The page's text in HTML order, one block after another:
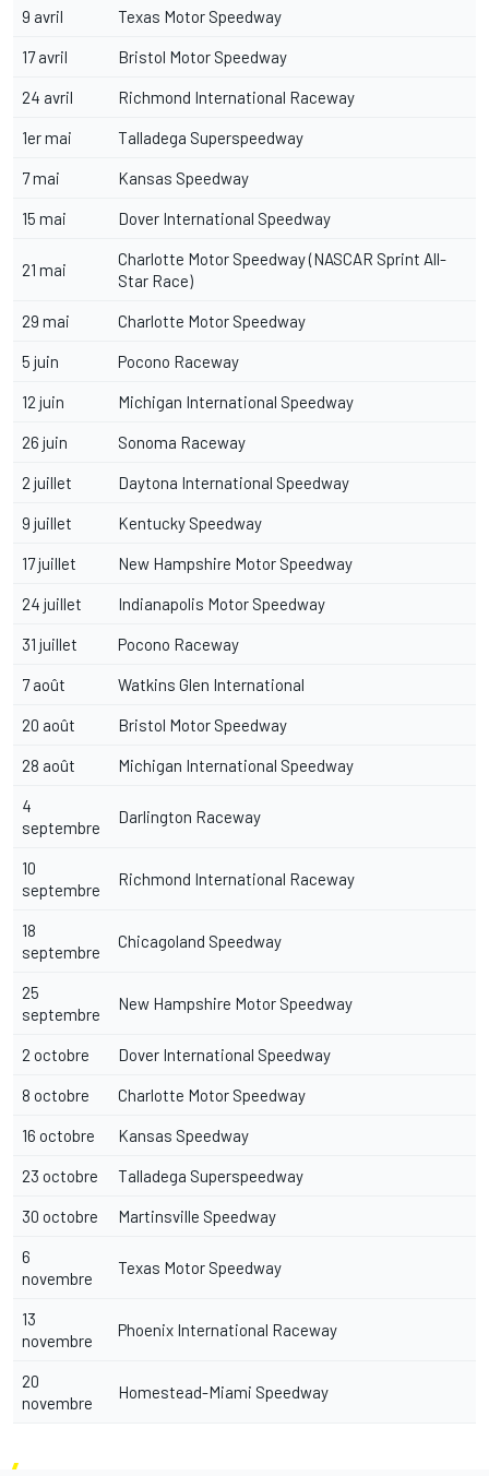
9 avril Texas Motor Speedway
17 avril Bristol Motor Speedway
24 avril Richmond International Raceway
1er mai Talladega Superspeedway
7 mai Kansas Speedway
15 mai Dover International Speedway
21 mai
Charlotte Motor Speedway (NASCAR Sprint All-
Star Race)
29 mai Charlotte Motor Speedway
5 juin Pocono Raceway
12 juin Michigan International Speedway
26 juin Sonoma Raceway
2 juillet Daytona International Speedway
9 juillet Kentucky Speedway
17 juillet New Hampshire Motor Speedway
24 juillet Indianapolis Motor Speedway
31 juillet Pocono Raceway
7 août Watkins Glen International
20 août Bristol Motor Speedway
28 août Michigan International Speedway
4
septembre
Darlington Raceway
10
septembre
Richmond International Raceway
18
septembre
Chicagoland Speedway
25
septembre
New Hampshire Motor Speedway
2 octobre Dover International Speedway
8 octobre Charlotte Motor Speedway
16 octobre Kansas Speedway
23 octobre Talladega Superspeedway
30 octobre Martinsville Speedway
6
novembre
Texas Motor Speedway
13
novembre
Phoenix International Raceway
20
novembre
Homestead-Miami Speedway